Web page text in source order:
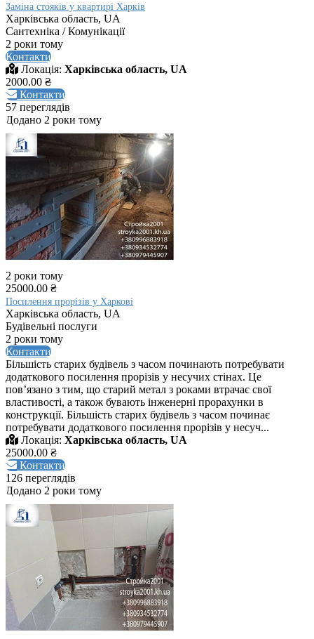
Заміна стояків у квартирі Харків
Харківська область, UA
Сантехніка / Комунікації
2 роки тому
Контакти
Локація: Харківська область, UA
2000.00 ₴
Контакти
57 переглядів
Додано 2 роки тому
2 роки тому
25000.00 ₴
Посилення прорізів у Харкові
Харківська область, UA
Будівельні послуги
2 роки тому
Контакти
Більшість старих будівель з часом починають потребувати
додаткового посилення прорізів у несучих стінах. Це
пов’язано з тим, що старий метал з роками втрачає свої
властивості, а також бувають інженерні прорахунки в
конструкції. Більшість старих будівель з часом починає
потребувати додаткового посилення прорізів у несуч...
Локація: Харківська область, UA
25000.00 ₴
Контакти
126 переглядів
Додано 2 роки тому